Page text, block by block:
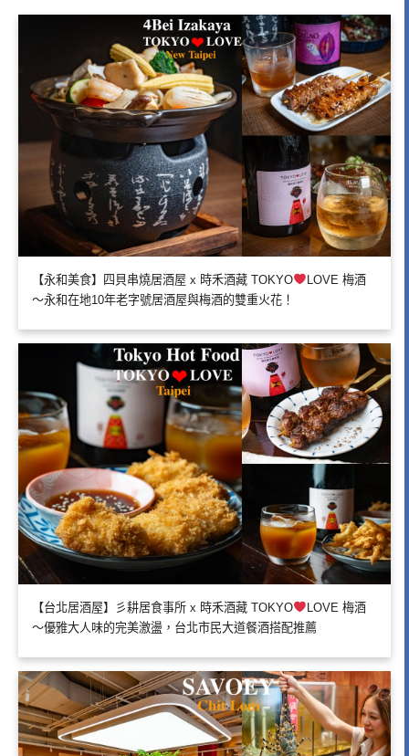
【永和美食】四貝串燒居酒屋 x 時禾酒藏 TOKYO
LOVE 梅酒
～永和在地10年老字號居酒屋與梅酒的雙重火花！
【台北居酒屋】彡耕居食事所 x 時禾酒藏 TOKYO
LOVE 梅酒
～優雅大人味的完美激盪，台北市民大道餐酒搭配推薦